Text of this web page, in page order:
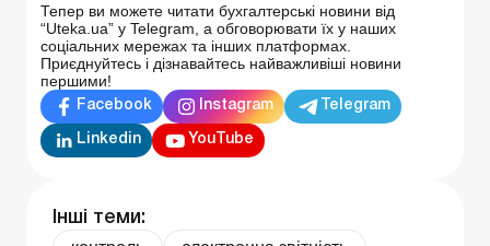
Тепер ви можете читати бухгалтерські новини від
“Uteka.ua” у Telegram, а обговорювати їх у наших
соціальних мережах та інших платформах.
Приєднуйтесь і дізнавайтесь найважливіші новини
першими!
Facebook Instagram Telegram
Linkedin YouTube
Інші теми: